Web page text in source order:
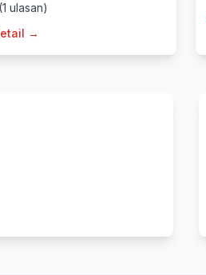
ulasan)
→